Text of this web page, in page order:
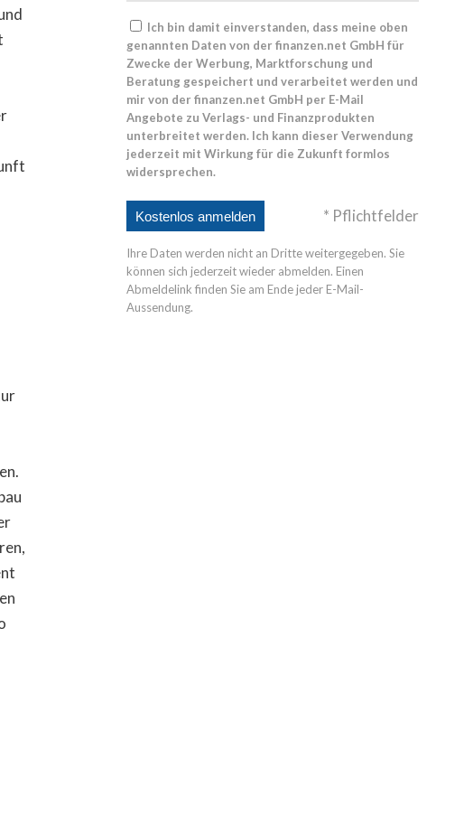
Ich bin damit einverstanden, dass meine oben
genannten Daten von der finanzen.net GmbH für
Zwecke der Werbung, Marktforschung und
Beratung gespeichert und verarbeitet werden und
mir von der finanzen.net GmbH per E-Mail
Angebote zu Verlags- und Finanzprodukten
unterbreitet werden. Ich kann dieser Verwendung
jederzeit mit Wirkung für die Zukunft formlos
widersprechen.
* Pflichtfelder
Ihre Daten werden nicht an Dritte weitergegeben. Sie
können sich jederzeit wieder abmelden. Einen
Abmeldelink finden Sie am Ende jeder E-Mail-
Aussendung.